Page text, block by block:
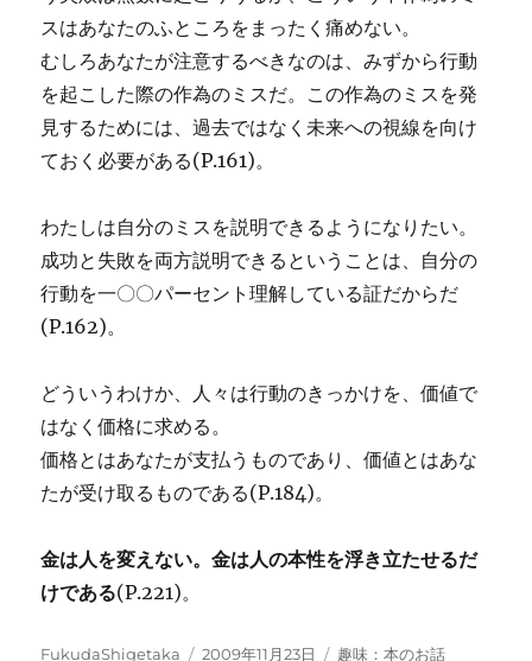
スはあなたのふところをまったく痛めない。
むしろあなたが注意するべきなのは、みずから行動
を起こした際の作為のミスだ。この作為のミスを発
見するためには、過去ではなく未来への視線を向け
ておく必要がある(P.161)。
わたしは自分のミスを説明できるようになりたい。
成功と失敗を両方説明できるということは、自分の
行動を一〇〇パーセント理解している証だからだ
(P.162)。
どういうわけか、人々は行動のきっかけを、価値で
はなく価格に求める。
価格とはあなたが支払うものであり、価値とはあな
たが受け取るものである(P.184)。
金は人を変えない。金は人の本性を浮き立たせるだ
けである(P.221)。
投
FukudaShigetaka
投
2009年11月23日
カ
趣味：本のお話